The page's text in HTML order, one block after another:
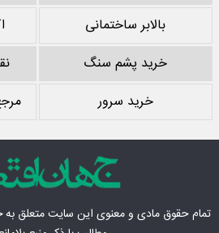
بالابر ساختمانی
خرید پشم سنگ
خرید سرور
تمام حقوق مادی‌ و معنوی این سایت متعلق به